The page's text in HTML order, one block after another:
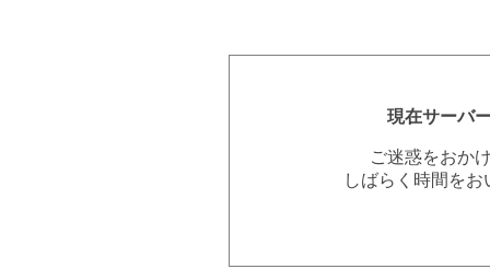
現在サーバ
ご迷惑をおか
しばらく時間を